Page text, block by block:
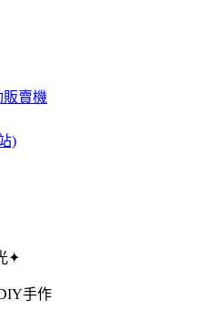
賣機
)
✦
手作